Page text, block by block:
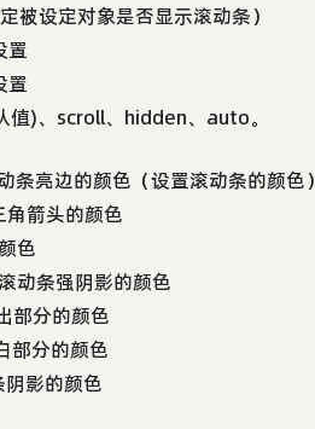
设定对象是否显示滚动条）
置
置
)、scroll、hidden、auto。
亮边的颜色（设置滚动条的颜色）
箭头的颜色
色
条强阴影的颜色
部分的颜色
分的颜色
影的颜色